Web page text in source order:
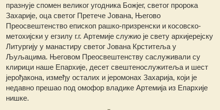
празнује спомен великог угодника Божјег, светог пророка
Захарије, оца светог Претече Јована, Његово
Преосвештенство епископ рашко-призренски и косовско-
метохијски у егзилу г.г. Артемије служио је свету архијерејску
Литургију у манастиру светог Јована Крститеља у
Љуљацима. Његовом Преосвештенству саслуживали су
клирици наше Епархије, десет свештенослужитеља и шест
јерођакона, између осталих и јеромонах Захарија, који је
недавно прешао под омофор владике Артемија из Епархије
нишке.